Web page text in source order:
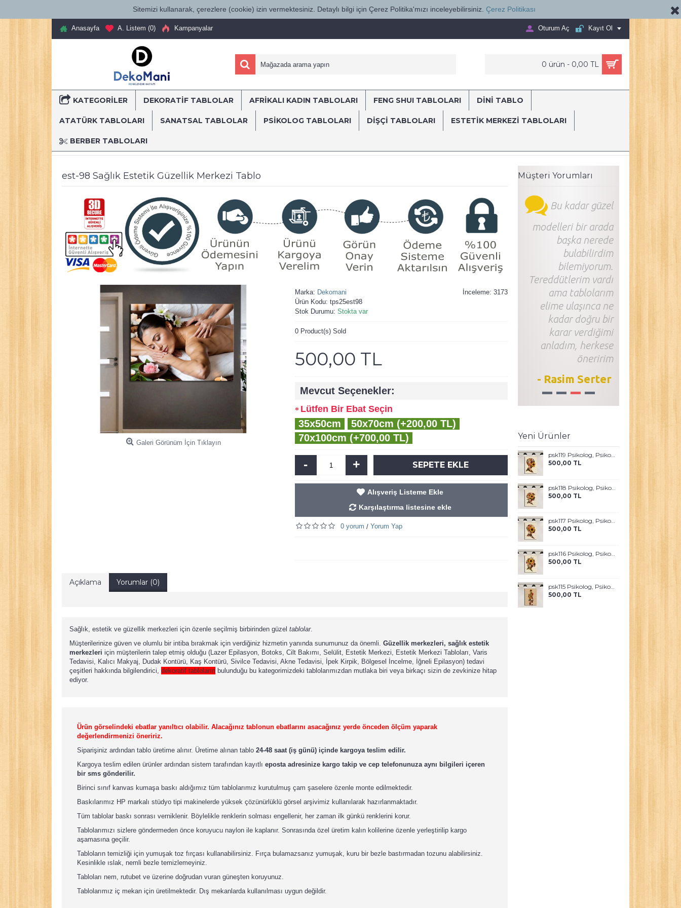
Sitemizi kullanarak, çerezlere (cookie) izin vermektesiniz. Detaylı bilgi için Çerez Politika'mızı inceleyebilirsiniz. Çerez Politikası
Anasayfa A. Listem (0) Kampanyalar Oturum Aç Kayıt Ol
0 ürün - 0,00 TL
KATEGORILER DEKORATİF TABLOLAR AFRİKALI KADIN TABLOLARI FENG SHUI TABLOLARI DİNİ TABLO
ATATÜRK TABLOLARI SANATSAL TABLOLAR PSİKOLOG TABLOLARI DIŞÇI TABLOLARI ESTETIK MERKEZI TABLOLARI
BERBER TABLOLARI
TÜRKİYE'NİN HER YERİNE SÜRAT KARGO İLE...
Anasayfa Dekoratif Kanvas Tablolar
Müşteri Yorumları
Bu kadar güzel
modelleri bir arada
başka nerede
bulabilirdim
bilemiyorum.
Tereddütlerim vardı
ama tablolarım
elime ulaşınca ne
kadar doğru bir
karar verdiğimi
anladım, herkese
öneririm
- Rasim Serter
1 2 3 4
Yeni Ürünler
psk119 Psikolog, Psikoterapi ve Psikiyatri Merkezi, Terapi Odası Tablosu Sanatla Terapi
500,00 TL
psk118 Psikolog, Psikoterapi ve Psikiyatri Merkezi, Terapi Odası Tablosu Sanatla Terapi
500,00 TL
psk117 Psikolog, Psikoterapi ve Psikiyatri Merkezi, Terapi Odası Tablosu Sanatla Terapi
500,00 TL
psk116 Psikolog, Psikoterapi ve Psikiyatri Merkezi, Terapi Odası Tablosu Sanatla Terapi
500,00 TL
psk115 Psikolog, Psikoterapi ve Psikiyatri Merkezi, Terapi Odası Tablosu Sanatla Terapi
500,00 TL
est-98 Sağlık Estetik Güzellik Merkezi Tablo
Galeri Görünüm İçin Tıklayın
İnceleme: 3173
Marka: Dekomani
Ürün Kodu: tps25est98
Stok Durumu: Stokta var
0 Product(s) Sold
500,00 TL
Mevcut Seçenekler:
Lütfen Bir Ebat Seçin
35x50cm
50x70cm (+200,00 TL)
70x100cm (+700,00 TL)
- + SEPETE EKLE
Alışveriş Listeme Ekle
Karşılaştırma listesine ekle
0 yorum / Yorum Yap
Açıklama Yorumlar (0)
Sağlık, estetik ve güzellik merkezleri için özenle seçilmiş birbirinden güzel tablolar.
Müşterilerinize güven ve olumlu bir intiba bırakmak için verdiğiniz hizmetin yanında sunumunuz da önemli. Güzellik merkezleri, sağlık estetik
merkezleri için müşterilerin talep etmiş olduğu (Lazer Epilasyon, Botoks, Cilt Bakımı, Selülit, Estetik Merkezi, Estetik Merkezi Tabloları, Varis
Tedavisi, Kalıcı Makyaj, Dudak Kontürü, Kaş Kontürü, Sivilce Tedavisi, Akne Tedavisi, İpek Kirpik, Bölgesel İncelme, İğneli Epilasyon) tedavi
çeşitleri hakkında bilgilendirici, dekoratif tabloların bulunduğu bu kategorimizdeki tablolarımızdan mutlaka biri veya birkaçı sizin de zevkinize hitap
ediyor.
Ürün görselindeki ebatlar yanıltıcı olabilir. Alacağınız tablonun ebatlarını asacağınız yerde önceden ölçüm yaparak
değerlendirmenizi öneririz.
Siparişiniz ardından tablo üretime alınır. Üretime alınan tablo 24-48 saat (iş günü) içinde kargoya teslim edilir.
Kargoya teslim edilen ürünler ardından sistem tarafından kayıtlı eposta adresinize kargo takip ve cep telefonunuza aynı bilgileri içeren
bir sms gönderilir.
Birinci sınıf kanvas kumaşa baskı aldığımız tüm tablolarımız kurutulmuş çam şaselere özenle monte edilmektedir.
Baskılarımız HP markalı stüdyo tipi makinelerde yüksek çözünürlüklü görsel arşivimiz kullanılarak hazırlanmaktadır.
Tüm tablolar baskı sonrası verniklenir. Böylelikle renklerin solması engellenir, her zaman ilk günkü renklerini korur.
Tablolarımızı sizlere göndermeden önce koruyucu naylon ile kaplanır. Sonrasında özel üretim kalın kolilerine özenle yerleştirilip kargo
aşamasına geçilir.
Tabloların temizliği için yumuşak toz fırçası kullanabilirsiniz. Fırça bulamazsanız yumuşak, kuru bir bezle bastırmadan tozunu alabilirsiniz.
Kesinlikle ıslak, nemli bezle temizlemeyiniz.
Tabloları nem, rutubet ve üzerine doğrudan vuran güneşten koruyunuz.
Tablolarımız iç mekan için üretilmektedir. Dış mekanlarda kullanılması uygun değildir.